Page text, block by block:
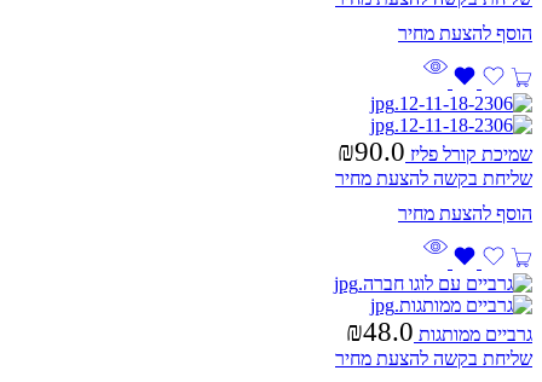
שמיכת קורל פליז ₪90.0
שליחת בקשה להצעת מחיר
גרביים ממותגות ₪48.0
שליחת בקשה להצעת מחיר